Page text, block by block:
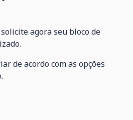
agora seu bloco de
de acordo com as opções